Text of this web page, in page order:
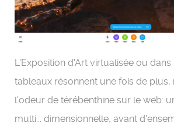
L'Exposition d'Art virtualisée ou
tableaux résonnent une fois de plus,
l'odeur de térébenthine sur le web:
multi... dimensionnelle, avant